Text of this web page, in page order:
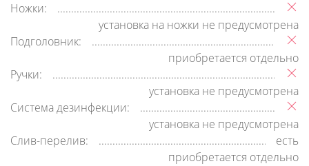
Ножки:
установка на ножки не предусмотрена
Подголовник:
приобретается отдельно
Ручки:
установка не предусмотрена
Система дезинфекции:
установка не предусмотрена
Слив-перелив:
есть
приобретается отдельно